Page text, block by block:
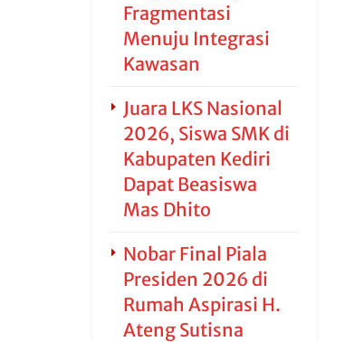
Fragmentasi
Menuju Integrasi
Kawasan
Juara LKS Nasional
2026, Siswa SMK di
Kabupaten Kediri
Dapat Beasiswa
Mas Dhito
Nobar Final Piala
Presiden 2026 di
Rumah Aspirasi H.
Ateng Sutisna